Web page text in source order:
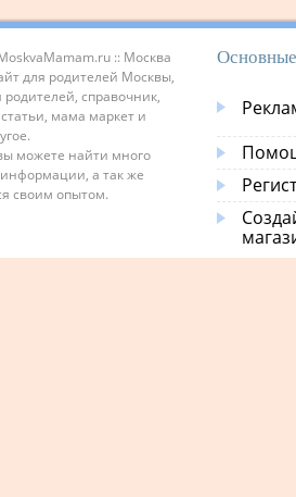
:: Москва
для родителей Москвы,
справочник,
мама маркет и
можете найти много
а так же
своим опытом.